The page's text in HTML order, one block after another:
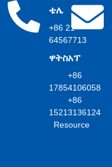
ቴሌ
+86 21
64567713
ዋትስአፕ
+86
17854106058
+86
15213136124
Resource